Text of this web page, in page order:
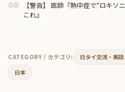
08
【警告】 医師『熱中症で”ロキソ
これ』
CATEGORY / カテゴリ: 日タイ交流・美談
日本